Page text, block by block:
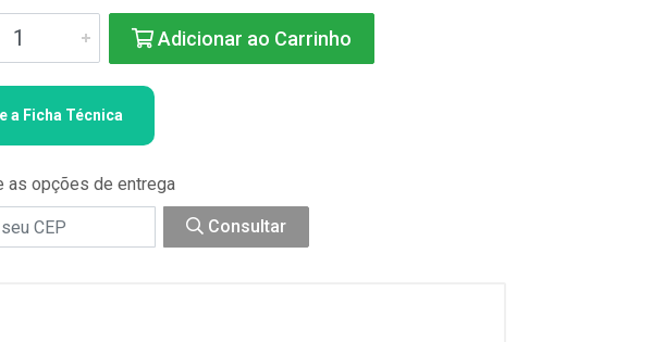
Adicionar ao Carrinho
a Ficha Técnica
as opções de entrega
Consultar